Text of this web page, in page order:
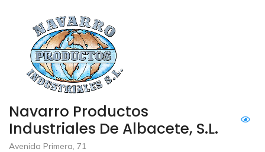
Navarro Productos
Industriales De Albacete, S.L.
Avenida Primera, 71